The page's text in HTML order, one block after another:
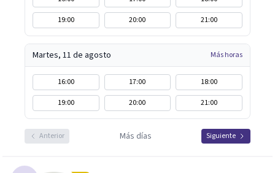
19:00
20:00 21:00
Martes, 11 de agosto Más horas
16:00 17:00
18:00
19:00
20:00 21:00
Anterior Más días Siguiente